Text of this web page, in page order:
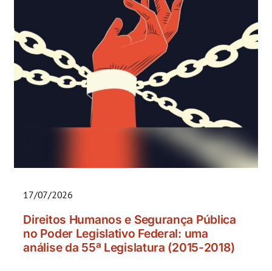
17/07/2026
Direitos Humanos e Segurança Pública
no Poder Legislativo Federal: uma
análise da 55ª Legislatura (2015-2018)